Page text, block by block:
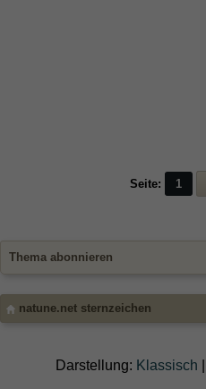
Seite: 1
Thema abonnieren
natune.net sternzeichen
Darstellung: Klassisch